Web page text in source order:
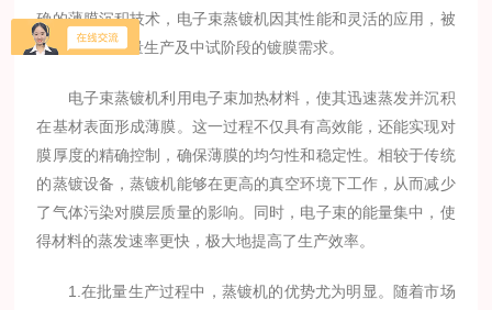
确的薄膜沉积技术，电子束蒸镀机因其性能和灵活的应用，被
广泛应用于批量生产及中试阶段的镀膜需求。
电子束蒸镀机利用电子束加热材料，使其迅速蒸发并沉积
在基材表面形成薄膜。这一过程不仅具有高效能，还能实现对
膜厚度的精确控制，确保薄膜的均匀性和稳定性。相较于传统
的蒸镀设备，蒸镀机能够在更高的真空环境下工作，从而减少
了气体污染对膜层质量的影响。同时，电子束的能量集中，使
得材料的蒸发速率更快，极大地提高了生产效率。
1.在批量生产过程中，蒸镀机的优势尤为明显。随着市场